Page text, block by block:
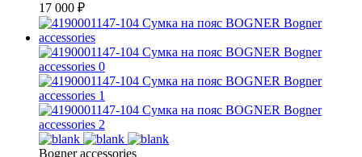
17 000 ₽
Bogner accessories